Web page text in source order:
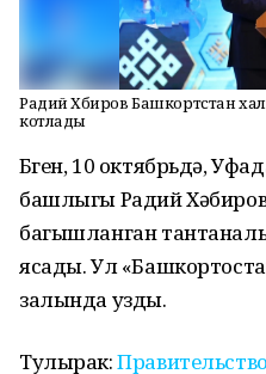
Радий Хәбиров Башкортстан
котлады
Бүген, 10 октябрьдә,
башлыгы Радий
багышланган
ясады. Ул
залында узды.
Тулырак: